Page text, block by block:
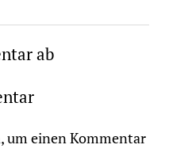
ab
um einen Kommentar